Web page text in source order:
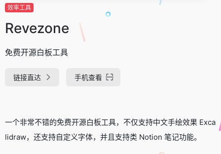
效率工具
Revezone
免费开源白板工具
链接直达 手机查看
一个非常不错的免费开源白板工具，不仅支持中文手绘效果 Exca
lidraw，还支持自定义字体，并且支持类 Notion 笔记功能。